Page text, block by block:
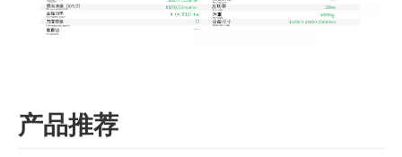
产品推荐